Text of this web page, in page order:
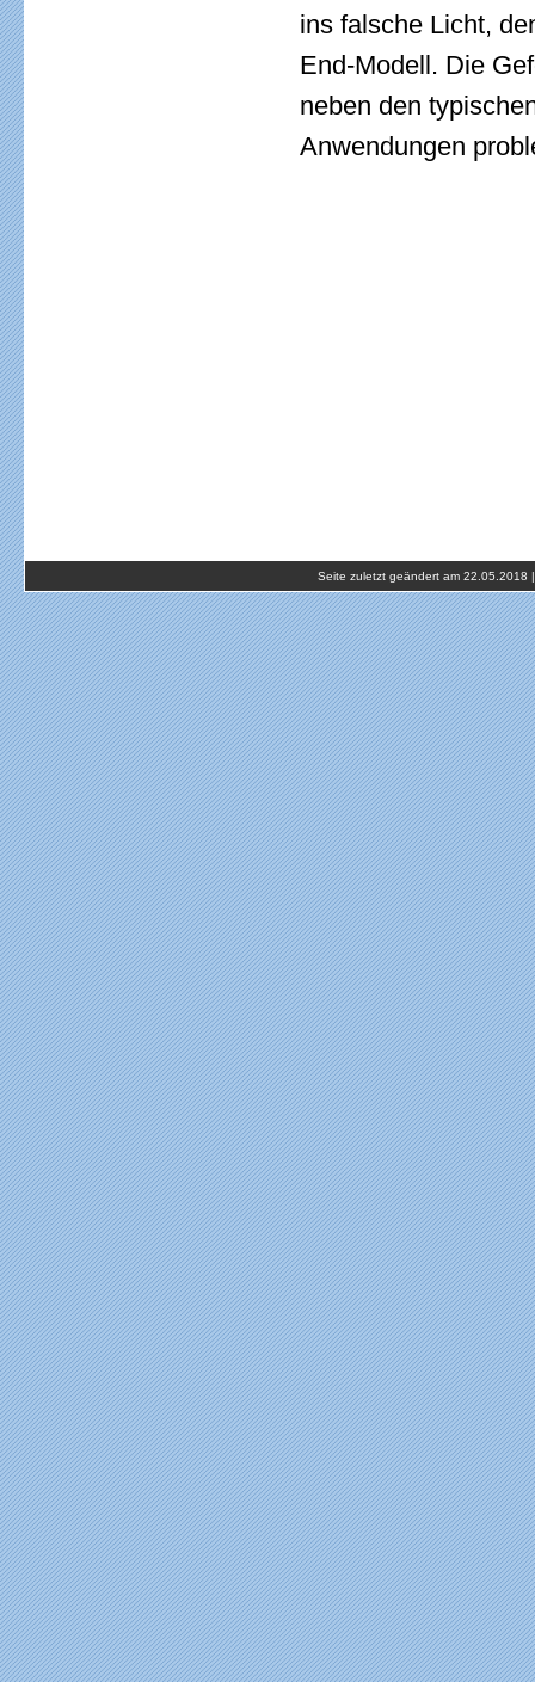
ins falsche Licht,
End-Modell. Die
neben den
Anwendungen
Seite zuletzt geändert am 22.05.2018